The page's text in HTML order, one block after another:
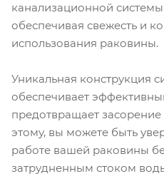
канализационной
обеспечивая свежесть и
использования раковины.
Уникальная конструкция
обеспечивает
предотвращает
этому, вы можете быть
работе вашей раковины
затрудненным стоком